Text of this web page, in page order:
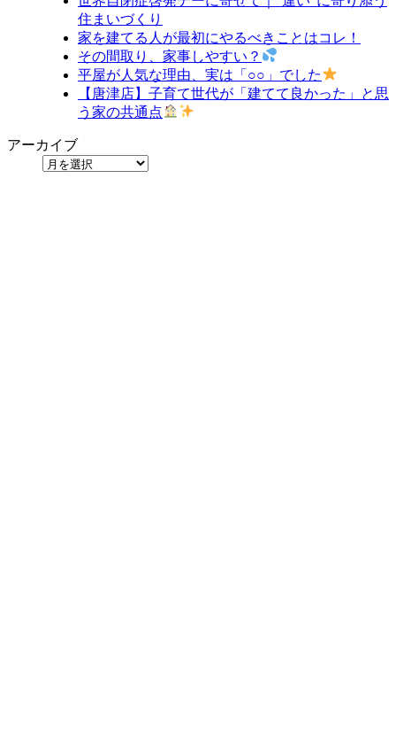
住まいづくり
家を建てる人が最初にやるべきことはコレ！
その間取り、家事しやすい？
平屋が人気な理由、実は「○○」でした
【唐津店】子育て世代が「建てて良かった」と思
う家の共通点
アーカイブ